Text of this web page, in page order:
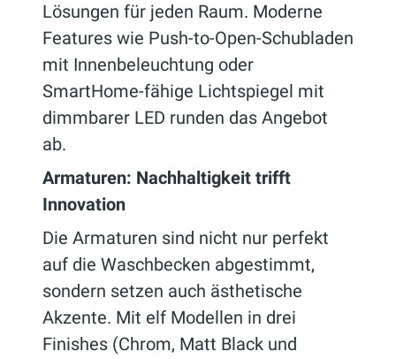
Lösungen für jeden Raum. Moderne
Features wie Push-to-Open-Schubladen
mit Innenbeleuchtung oder
SmartHome-fähige Lichtspiegel mit
dimmbarer LED runden das Angebot
ab.
Armaturen: Nachhaltigkeit trifft
Innovation
Die Armaturen sind nicht nur perfekt
auf die Waschbecken abgestimmt,
sondern setzen auch ästhetische
Akzente. Mit elf Modellen in drei
Finishes (Chrom, Matt Black und